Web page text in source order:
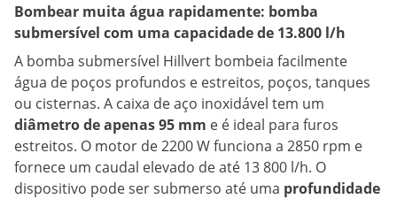
Bombear muita água rapidamente: bomba
submersível com uma capacidade de 13.800 l/h
A bomba submersível Hillvert bombeia facilmente
água de poços profundos e estreitos, poços, tanques
ou cisternas. A caixa de aço inoxidável tem um
diâmetro de apenas 95 mm e é ideal para furos
estreitos. O motor de 2200 W funciona a 2850 rpm e
fornece um caudal elevado de até 13 800 l/h. O
dispositivo pode ser submerso até uma profundidade